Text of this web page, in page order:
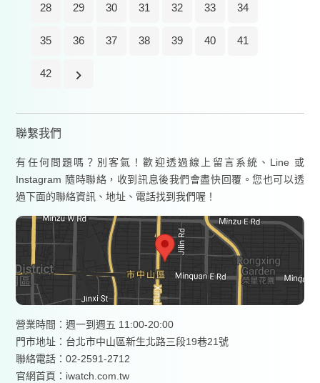
28 29 30 31 32 33 34
35 36 37 38 39 40 41
42
聯繫我們
有任何問題嗎？別客氣！歡迎透過線上留言系統、Line 或
Instagram 隨時聯絡，收到訊息後我們會盡快回覆。您也可以透
過下面的聯絡資訊、地址、電話找到我們喔！
營業時間：週一到週五 11:00-20:00
門市地址：台北市中山區新生北路三段19巷21號
聯絡電話：02-2591-2712
官網首頁： iwatch.com.tw